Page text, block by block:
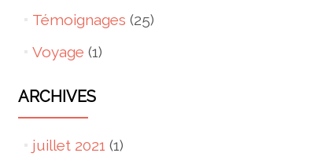
Témoignages (25)
Voyage (1)
ARCHIVES
juillet 2021 (1)